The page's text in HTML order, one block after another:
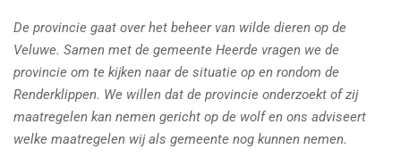
De provincie gaat over het beheer van wilde dieren op de
Veluwe. Samen met de gemeente Heerde vragen we de
provincie om te kijken naar de situatie op en rondom de
Renderklippen. We willen dat de provincie onderzoekt of zij
maatregelen kan nemen gericht op de wolf en ons adviseert
welke maatregelen wij als gemeente nog kunnen nemen.